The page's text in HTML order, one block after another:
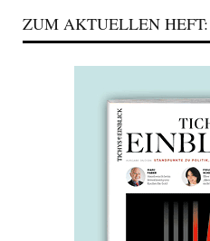
ZUM AKTUELLEN HEFT: